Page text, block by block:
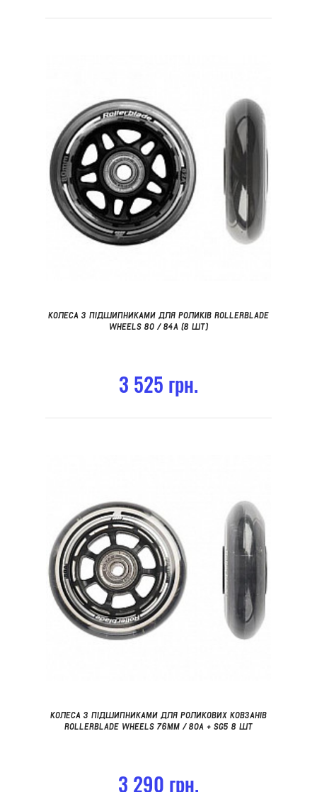
КОЛЕСА З ПІДШИПНИКАМИ ДЛЯ РОЛИКІВ ROLLERBLADE
WHEELS 80 / 84A (8 ШТ)
3 525 грн.
КОЛЕСА З ПІДШИПНИКАМИ ДЛЯ РОЛИКОВИХ КОВЗАНІВ
ROLLERBLADE WHEELS 76MM / 80A + SG5 8 ШТ
3 290 грн.